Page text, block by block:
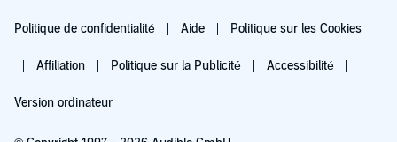
Politique de confidentialité Aide Politique sur les Cookies
Affiliation Politique sur la Publicité Accessibilité
Version ordinateur